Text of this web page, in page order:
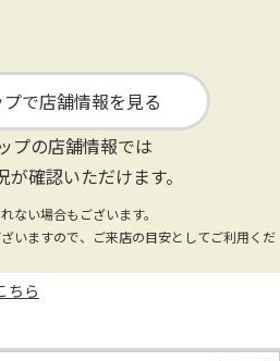
で店舗情報を見る
プの店舗情報では
確認いただけます。
ない場合もございます。
いますので、ご来店の目安としてご利用くだ
ちら